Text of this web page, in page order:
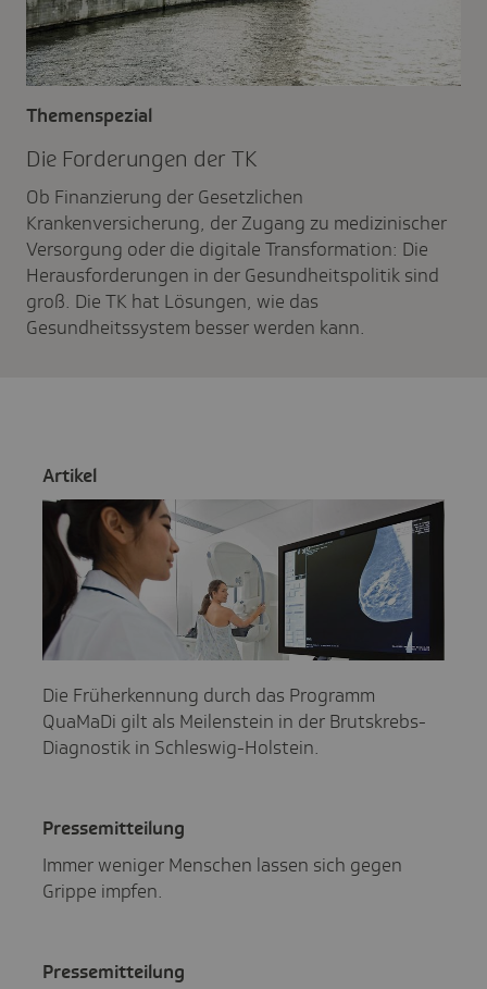
Die Forde­rungen der TK
Themenspezial
Ob Finanzierung der Gesetzlichen
Krankenversicherung, der Zugang zu medizinischer
Versorgung oder die digitale Transformation: Die
Herausforderungen in der Gesundheitspolitik sind
groß. Die TK hat Lösungen, wie das
Gesundheitssystem besser werden kann.
Artikel
Die Früherkennung durch das Programm
QuaMaDi gilt als Meilenstein in der Brutskrebs-
Diagnostik in Schleswig-Holstein.
Pres­se­mit­tei­lung
Immer weniger Menschen lassen sich gegen
Grippe impfen.
Pres­se­mit­tei­lung